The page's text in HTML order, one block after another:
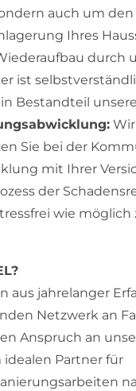
auch um den
Ihres
durch
ist
Bestandteil
Wir
Sie bei der
mit Ihrer
der
wie möglich
aus jahrelanger
Netzwerk an
Anspruch an
Partner für